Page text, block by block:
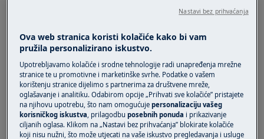
Prije bilo kakvog postupka održavanja, isključite
uređaj i odspojite utikač izutičnice.
Uvijek pazite kad premještate uređaje, za teške
uređaje potrebno je da ih premjeste dvije osobe.
Uvijek koristite zaštitne rukavice i zatvorenu obuću.
Ova web stranica koristi kolačiće kako bi vam
pružila personalizirano iskustvo.
Upotrebljavamo kolačiće i srodne tehnologije radi unapređenja mrežne
stranice te u promotivne i marketinške svrhe. Podatke o vašem
korištenju stranice dijelimo s partnerima za društvene mreže,
oglašavanje i analitiku. Odabirom opcije „Prihvati sve kolačiće” pristajete
na njihovu upotrebu, što nam omogućujepersonalizaciju vašeg
korisničkog iskustva, prilagodbuposebnih ponuda i prikazivanje
ciljanih oglasa. Klikom na „Nastavi bez prihvaćanja” blokirate kolačiće
koji nisu nužni, što može utjecati na vaše iskustvo pregledavanja i usluge
Nastavi bez prihvaćanja